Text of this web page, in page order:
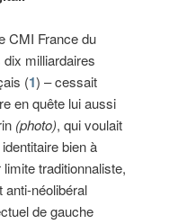
CMI France du
dix milliardaires
(1) – cessait
en quête lui aussi
(photo), qui voulait
bien à
traditionnaliste,
anti-néolibéral
de gauche